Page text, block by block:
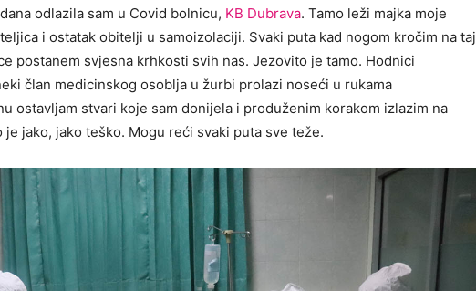
odlazila sam u Covid bolnicu, KB Dubrava. Tamo leži majka moje
i ostatak obitelji u samoizolaciji. Svaki puta kad nogom kročim na taj
postanem svjesna krhkosti svih nas. Jezovito je tamo. Hodnici
član medicinskog osoblja u žurbi prolazi noseći u rukama
ostavljam stvari koje sam donijela i produženim korakom izlazim na
je jako, jako teško. Mogu reći svaki puta sve teže.